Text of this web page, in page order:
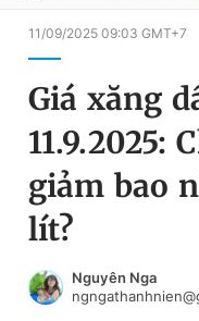
Chuyên mục
Chuyên mục khác
Chào ngày mới
Tin thị trường
Đổi mật khẩu
Tin đã lưu
11/09/2025 09:03 GMT+7
Giá xăng
11.9.2025:
giảm bao
lít?
Nguyên Nga